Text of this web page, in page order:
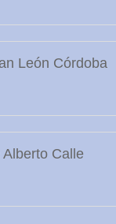
León Córdoba
Calle